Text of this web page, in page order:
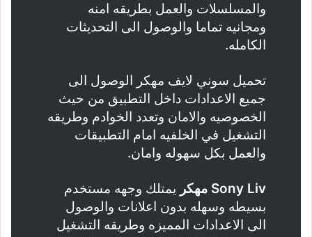
والمسلسلات والعمل بطريقه امنه
ومجانيه تماما والوصول الى التحديثات
الكامله.
تحميل سوني لايف مهكر الوصول الى
جميع الاعدادات داخل التطبيق من حيث
الخصوصيه والامان وتعدد الخوادم وطريقه
التشغيل في الخلفيه امام التطبيقات
والعمل بكل سهوله وامان.
Sony Liv مهكر
يمتلك وجهه مستخدم
بسيطه وسهله بدون اعلانات والوصول
الى الاعدادات المميزه وطريقه التشغيل